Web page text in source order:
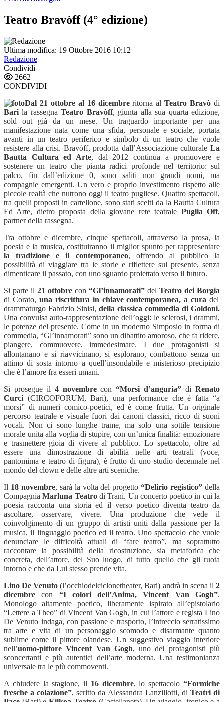
Teatro Bravòff (4° edizione)
Ultima modifica: 19 Ottobre 2016 10:12
Redazione
Condividi
2662
CONDIVIDI
Dal 21 ottobre al 16 dicembreritorna alTeatro Bravò di
Bari la rassegnaTeatro Bravòff, giunta alla sua quarta edizione,
sold out già da un mese. Un traguardo importante per una
manifestazione nata come una sfida, personale e sociale, portata
avanti in un teatro periferico e simbolo di un teatro che vuole
resistere alla crisi. Bravòff, prodotta dall’Associazione culturaleLa
Bautta Cultura ed Arte, dal 2012 continua a promuovere e
sostenere un teatro che pianta radici profonde nel territorio: sul
palco, fin dall’edizione 0, sono saliti non grandi nomi, ma
compagnie emergenti. Un vero e proprio investimento rispetto alle
piccole realtà che nutrono oggi il teatro pugliese. Quattro spettacoli,
tra quelli proposti in cartellone, sono statiscelti da la Bautta Cultura
Ed Arte, dietro proposta della giovane rete teatrale Puglia Off,
partner della rassegna.
Tra ottobre e dicembre, cinque spettacoli, attraverso la prosa, la
poesia e la musica, costituiranno il miglior spunto per rappresentare
la tradizione e il contemporaneo, offrendo al pubblico la
possibilità di viaggiare tra le storie e riflettere sul presente, senza
dimenticare il passato, con uno sguardo proiettato verso il futuro.
Si parte il 21 ottobre con “Gl’innamorati” del Teatro dei Borgia
di Corato, una riscrittura in chiave contemporanea, a curadel
drammaturgo Fabrizio Sinisi, della classica commedia di Goldoni.
Una convulsa auto-rappresentazione dell’oggi: le sclerosi, i drammi,
le potenze del presente. Come in un moderno Simposio in forma di
commedia, “Gl’innamorati” sono un dibattito amoroso, che fa ridere,
piangere, commuovere, immedesimare. I due protagonisti si
allontanano e si riavvicinano, si esplorano, combattono senza un
attimo di sosta intorno a quell’insondabile e misterioso precipizio
che è l’amore fra esseri umani.
Si prosegue il 4 novembrecon“Morsi d’anguria” diRenato
Curci (CIRCOFORUM, Bari), una performance che è fatta “a
morsi” di numeri comico-poetici, ed è come frutta. Un originale
percorso teatrale e visuale fuori dai canoni classici, ricco di suoni
vocali. Non ci sono lunghe trame, ma solo una sottile tensione
morale unita alla voglia di stupire, con un’unica finalità: emozionare
e trasmettere gioia di vivere al pubblico. Lo spettacolo, oltre ad
essere una dimostrazione di abilità nelle arti teatrali (voce,
pantomima e teatro di figura), è frutto di uno studio decennale nel
mondo del clown e delle altre arti sceniche.
Il 18 novembre, sarà la volta del progetto“Delirio registico” della
CompagniaMarluna Teatrodi Trani. Un concerto poetico in cui la
poesia racconta una storia ed il verso poetico diventa teatro da
ascoltare, osservare, vivere. Una produzione che vede il
coinvolgimento di un gruppo di artisti uniti dalla passione per la
musica, il linguaggio poetico ed il teatro. Uno spettacolo che vuole
denunciare le difficoltà attuali di “fare teatro”, ma soprattutto
raccontare la possibilità della ricostruzione, sia metaforica che
concreta, dell’attore, del Suo luogo, di tutto quello che gli ruota
intorno e che da Lui stesso prende vita.
Lino De Venuto(l’occhiodelciclonetheater, Bari) andrà in scena il2
dicembrecon “I colori dell’Anima, Vincent Van Gogh”.
Monologo altamente poetico, liberamente ispirato all’epistolario
“Lettere a Theo” di Vincent Van Gogh, in cui l’attore e regista Lino
De Venuto indaga, con passione e trasporto, l’intreccio serratissimo
tra arte e vita di un personaggio scomodo e disarmante quanto
sublime come il pittore olandese. Un suggestivo viaggio interiore
nell’uomo-pittore Vincent Van Gogh, uno dei protagonisti più
sconcertanti e più autentici dell’arte moderna.Una testimonianza
universale tra le più commoventi.
A chiudere la stagione, il 16 dicembre, lo spettacolo“Formiche
fresche a colazione”, scritto da Alessandra Lanzillotti, di Teatri di